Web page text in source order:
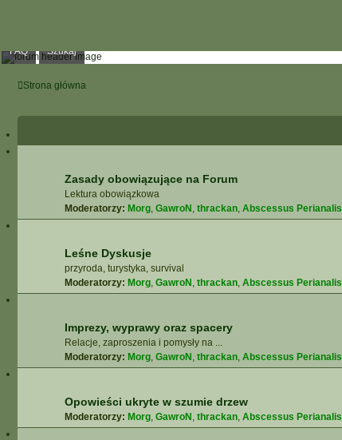
FAQ Szukaj
Strona główna
Zasady obowiązujące na Forum
Lektura obowiązkowa
Moderatorzy: Morg, GawroN , thrackan, Abscessus Perianalis
Leśne Dyskusje
przyroda, turystyka, survival
Moderatorzy: Morg, GawroN , thrackan, Abscessus Perianalis
Imprezy, wyprawy oraz spacery
Relacje, zaproszenia i pomysły na ...
Moderatorzy: Morg, GawroN , thrackan, Abscessus Perianalis
Opowieści ukryte w szumie drzew
Moderatorzy: Morg, GawroN , thrackan, Abscessus Perianalis